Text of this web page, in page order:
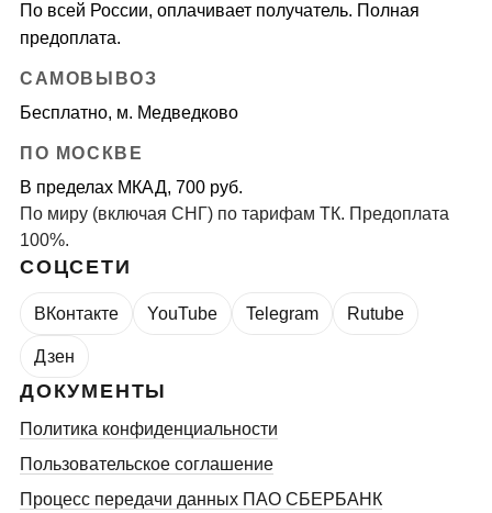
По всей России, оплачивает получатель. Полная
предоплата.
САМОВЫВОЗ
Бесплатно, м. Медведково
ПО МОСКВЕ
В пределах МКАД, 700 руб.
По миру (включая СНГ) по тарифам ТК. Предоплата
100%.
СОЦСЕТИ
ВКонтакте YouTube Telegram Rutube
Дзен
ДОКУМЕНТЫ
Политика конфиденциальности
Пользовательское соглашение
Процесс передачи данных ПАО СБЕРБАНК